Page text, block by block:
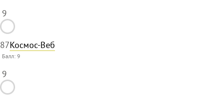
9
87Космос-Веб
Балл:9
9